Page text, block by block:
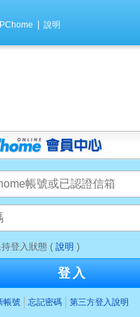
說明
登入狀態 ( 說明 )
登入
帳號 忘記密碼 第三方登入說明